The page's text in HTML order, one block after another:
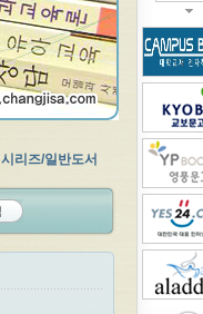
시리즈/일반도서